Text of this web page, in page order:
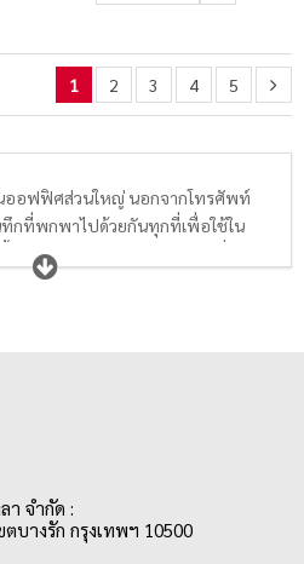
1 2 3 4 5
ออฟฟิศส่วนใหญ่ นอกจากโทรศัพท์
กที่พกพาไปด้วยกันทุกที่เพื่อใช้ใน
นในชีวิตประจำวัน หรือจดงานที่
ต่างๆ ดังนั้น
กช่วงเวลาในแต่ละปี
า จำกัด :
บางรัก กรุงเทพฯ 10500